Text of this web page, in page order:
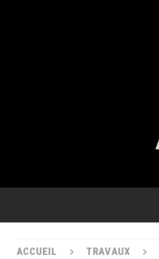
ACCUEIL TRAVAUX